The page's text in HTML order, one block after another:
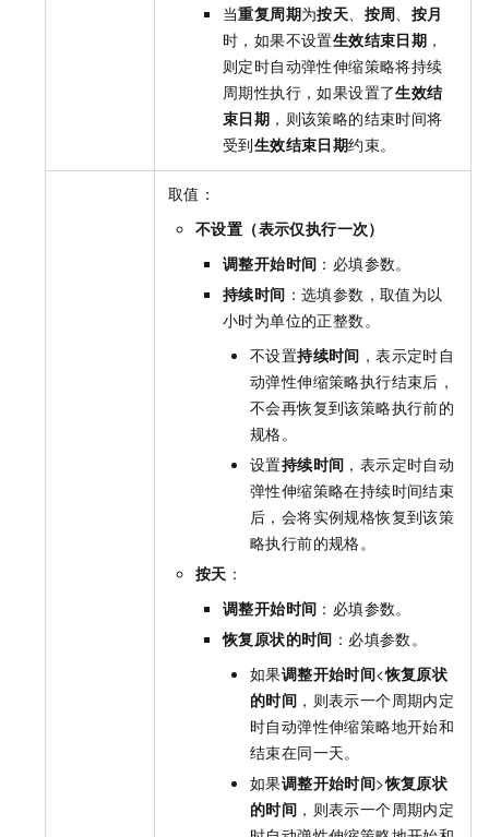
当重复周期为按天 按周
按月
时，如果不设置生效结束日期 ，
则定时自动弹性伸缩策略将持续
周期性执行，如果设置了生效结
束日期 ，则该策略的结束时间将
受到生效结束日期约束。
取值：
不设置（表示仅执行一次）
调整开始时间 ：必填参数。
持续时间 ：选填参数，取值为以
小时为单位的正整数。
不设置持续时间 ，表示定时自
动弹性伸缩策略执行结束后，
不会再恢复到该策略执行前的
规格。
设置持续时间 ，表示定时自动
弹性伸缩策略在持续时间结束
后，会将实例规格恢复到该策
略执行前的规格。
按天 ：
调整开始时间 ：必填参数。
恢复原状的时间 ：必填参数。
如果调整开始时间<恢复原状
的时间 ，则表示一个周期内定
时自动弹性伸缩策略地开始和
结束在同一天。
如果调整开始时间>恢复原状
的时间 ，则表示一个周期内定